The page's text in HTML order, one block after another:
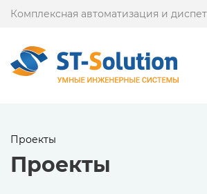
Комплексная автоматизация и
Проекты
Проекты